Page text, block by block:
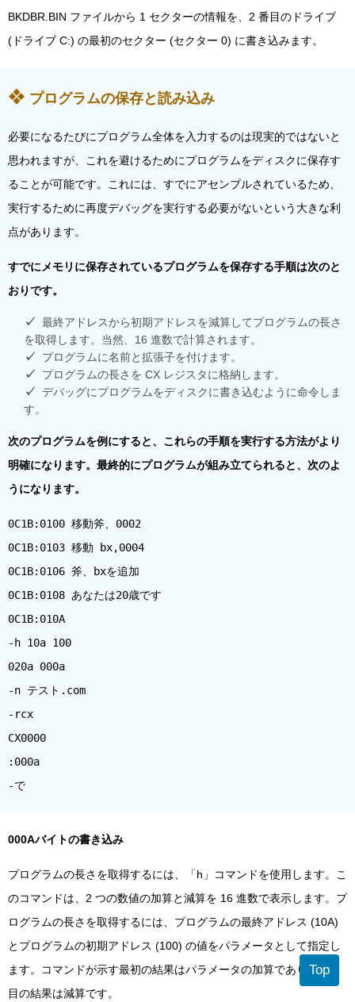
BKDBR.BIN ファイルから 1 セクターの情報を、2 番目のドライブ
(ドライブ C:) の最初のセクター (セクター 0) に書き込みます。
プログラムの保存と読み込み
必要になるたびにプログラム全体を入力するのは現実的ではないと
思われますが、これを避けるためにプログラムをディスクに保存す
ることが可能です。これには、すでにアセンブルされているため、
実行するために再度デバッグを実行する必要がないという大きな利
点があります。
すでにメモリに保存されているプログラムを保存する手順は次のと
おりです。
最終アドレスから初期アドレスを減算してプログラムの長さ
を取得します。当然、16 進数で計算されます。
プログラムに名前と拡張子を付けます。
プログラムの長さを CX レジスタに格納します。
デバッグにプログラムをディスクに書き込むように命令しま
す。
次のプログラムを例にすると、これらの手順を実行する方法がより
明確になります。最終的にプログラムが組み立てられると、次のよ
うになります。
0C1B:0100 移動斧、0002
0C1B:0103 移動 bx,0004
0C1B:0106 斧、bxを追加
0C1B:0108 あなたは20歳です
0C1B:010A
-h 10a 100
020a 000a
-n テスト.com
-rcx
CX0000
:000a
-で
000Aバイトの書き込み
プログラムの長さを取得するには、「h」コマンドを使用します。こ
のコマンドは、2 つの数値の加算と減算を 16 進数で表示します。プ
ログラムの長さを取得するには、プログラムの最終アドレス (10A)
とプログラムの初期アドレス (100) の値をパラメータとして指定し
ます。コマンドが示す最初の結果はパラメータの加算であり、2 番
目の結果は減算です。
Top